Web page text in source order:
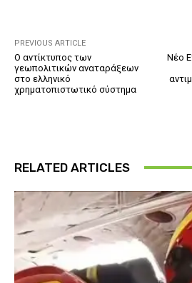
PREVIOUS ARTICLE
Ο αντίκτυπος των
γεωπολιτικών αναταράξεων
στο ελληνικό
χρηματοπιστωτικό σύστημα
Νέο
RELATED ARTICLES